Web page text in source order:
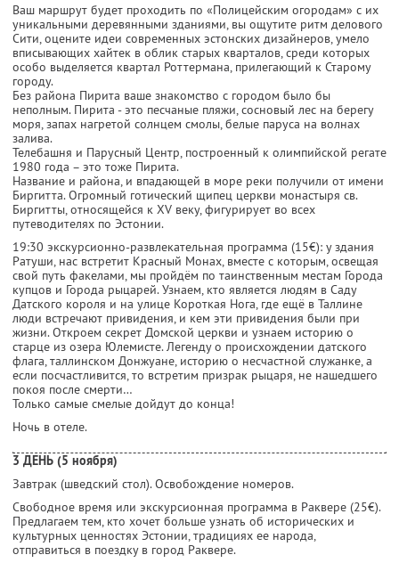
Ваш маршрут будет проходить по «Полицейским огородам» с их
уникальными деревянными зданиями, вы ощутите ритм делового
Сити, оцените идеи современных эстонских дизайнеров, умело
вписывающих хайтек в облик старых кварталов, среди которых
особо выделяется квартал Роттермана, прилегающий к Старому
городу.
Без района Пирита ваше знакомство с городом было бы
неполным. Пирита - это песчаные пляжи, сосновый лес на берегу
моря, запах нагретой солнцем смолы, белые паруса на волнах
залива.
Телебашня и Парусный Центр, построенный к олимпийской регате
1980 года – это тоже Пирита.
Название и района, и впадающей в море реки получили от имени
Биргитта. Огромный готический щипец церкви монастыря св.
Биргитты, относящейся к XV веку, фигурирует во всех
путеводителях по Эстонии.
19:30 экскурсионно-развлекательная программа (15€): у здания
Ратуши, нас встретит Красный Монах, вместе с которым, освещая
свой путь факелами, мы пройдём по таинственным местам Города
купцов и Города рыцарей. Узнаем, кто является людям в Саду
Датского короля и на улице Короткая Нога, где ещё в Таллине
люди встречают привидения, и кем эти привидения были при
жизни. Откроем секрет Домской церкви и узнаем историю о
старце из озера Юлемисте. Легенду о происхождении датского
флага, таллинском Донжуане, историю о несчастной служанке, а
если посчастливится, то встретим призрак рыцаря, не нашедшего
покоя после смерти…
Только самые смелые дойдут до конца!
Ночь в отеле.
3 ДЕНЬ (5 ноября)
Завтрак (шведский стол). Освобождение номеров.
Свободное время или экскурсионная программа в Раквере (25€).
Предлагаем тем, кто хочет больше узнать об исторических и
культурных ценностях Эстонии, традициях ее народа,
отправиться в поездку в город Раквере.